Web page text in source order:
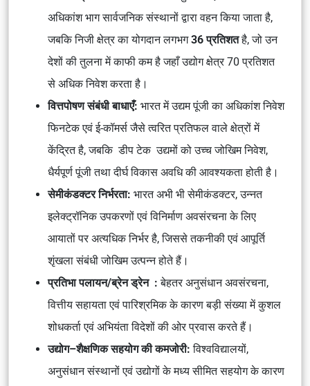
अधिकांश भाग सार्वजनिक संस्थानों द्वारा वहन किया जाता है,
जबकि निजी क्षेत्र का योगदान लगभग36 प्रतिशतहै, जो उन
देशों की तुलना में काफी कम है जहाँ उद्योग क्षेत्र 70 प्रतिशत
से अधिक निवेश करता है।
वित्तपोषण संबंधी बाधाएँ: भारत में उद्यम पूंजी का अधिकांश निवेश
फिनटेक एवं ई-कॉमर्स जैसे त्वरित प्रतिफल वाले क्षेत्रों में
केंद्रित है, जबकि डीप टेक उद्यमों को उच्च जोखिम निवेश,
धैर्यपूर्ण पूंजी तथा दीर्घ विकास अवधि की आवश्यकता होती है।
सेमीकंडक्टर निर्भरता: भारत अभी भी सेमीकंडक्टर, उन्नत
इलेक्ट्रॉनिक उपकरणों एवं विनिर्माण अवसंरचना के लिए
आयातों पर अत्यधिक निर्भर है, जिससे तकनीकी एवं आपूर्ति
शृंखला संबंधी जोखिम उत्पन्न होते हैं।
प्रतिभा पलायन/ब्रेन ड्रेन :बेहतर अनुसंधान अवसंरचना,
वित्तीय सहायता एवं पारिश्रमिक के कारण बड़ी संख्या में कुशल
शोधकर्ता एवं अभियंता विदेशों की ओर प्रवास करते हैं।
उद्योग–शैक्षणिक सहयोग की कमजोरी:विश्वविद्यालयों,
अनुसंधान संस्थानों एवं उद्योगों के मध्य सीमित सहयोग के कारण